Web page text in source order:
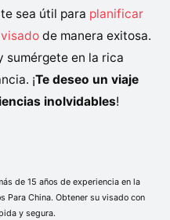
sea útil para planificar
de manera exitosa.
en la rica
¡Te deseo un viaje
inolvidables!
de 15 años de experiencia en la
Para China. Obtener su visado con
y segura.